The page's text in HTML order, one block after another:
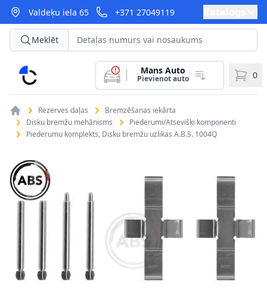
Valdeķu iela 65 +371 27049119
CarParts
Meklēt
Mans Auto
Pievienot auto 0
Rezerves daļas
Bremzēšanas iekārta
Disku bremžu mehānisms
Piederumi/Atsevišķi komponenti
Piederumu komplekts, Disku bremžu uzlikas A.B.S. 1004Q